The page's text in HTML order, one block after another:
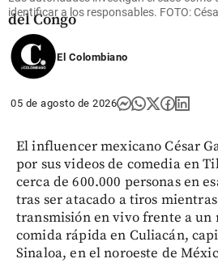
del Congo
share
identificar a los responsables. FOTO:
El Colombiano
05 de agosto de 2026
El influencer mexicano César
por sus videos de comedia en
cerca de 600.000 personas en
tras ser atacado a tiros
transmisión en vivo frente a un
comida rápida en Culiacán,
Sinaloa, en el noroeste de